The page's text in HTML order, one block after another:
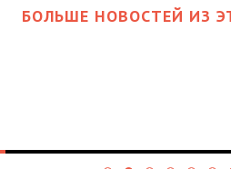
БОЛЬШЕ НОВОСТЕЙ ИЗ